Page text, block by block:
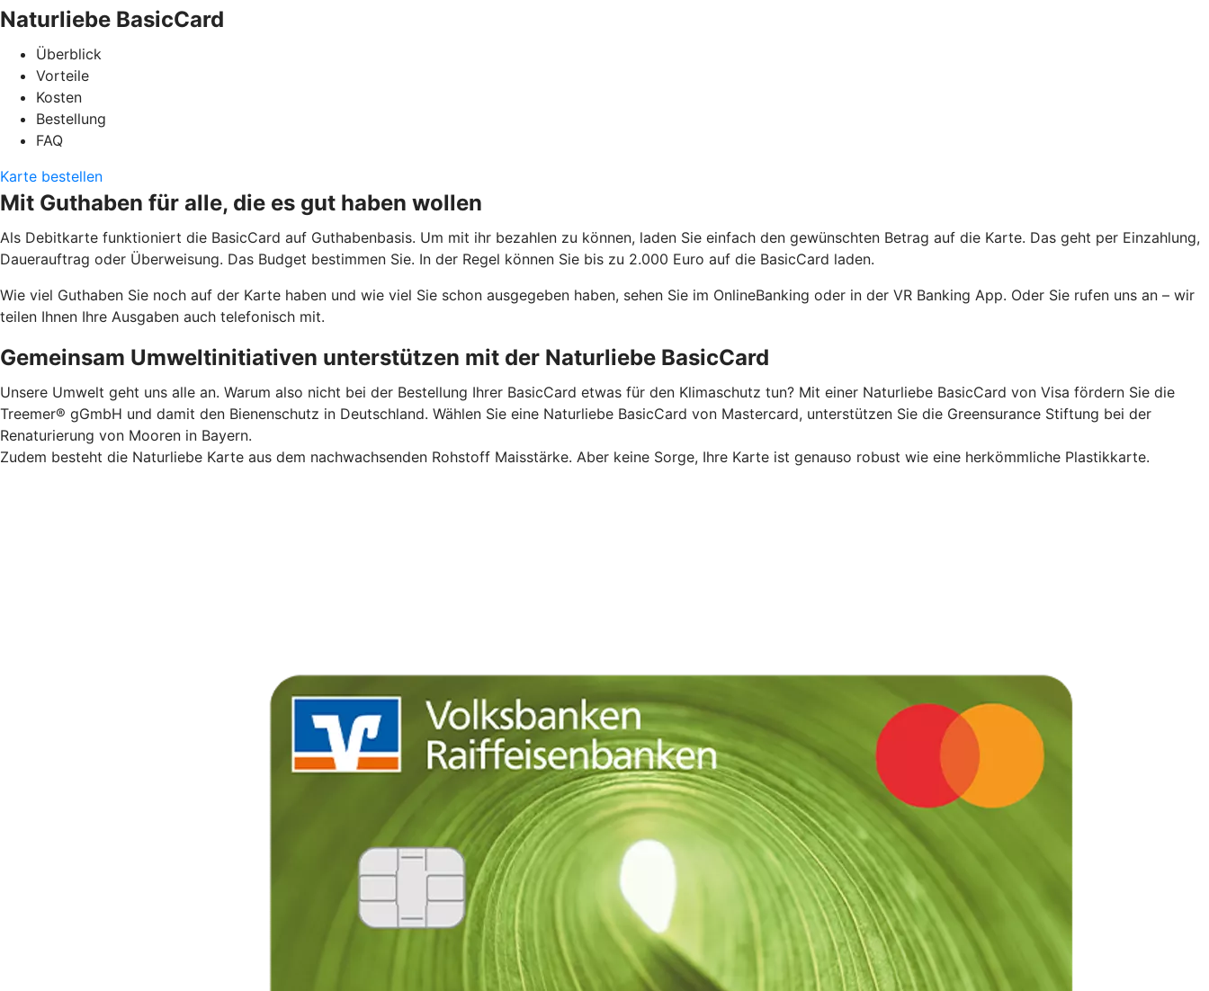
Naturliebe BasicCard
Überblick
Vorteile
Kosten
Bestellung
FAQ
Karte bestellen
Mit Guthaben für alle, die es gut haben wollen
Als Debitkarte funktioniert die BasicCard auf Guthabenbasis. Um mit ihr bezahlen zu können, laden Sie einfach den gewünschten Betrag auf die Karte. Das geht per Einzahlung,
Dauerauftrag oder Überweisung. Das Budget bestimmen Sie. In der Regel können Sie bis zu 2.000 Euro auf die BasicCard laden.
Wie viel Guthaben Sie noch auf der Karte haben und wie viel Sie schon ausgegeben haben, sehen Sie im OnlineBanking oder in der VR Banking App. Oder Sie rufen uns an – wir
teilen Ihnen Ihre Ausgaben auch telefonisch mit.
Gemeinsam Umweltinitiativen unterstützen mit der Naturliebe BasicCard
Unsere Umwelt geht uns alle an. Warum also nicht bei der Bestellung Ihrer BasicCard etwas für den Klimaschutz tun? Mit einer Naturliebe BasicCard von Visa fördern Sie die
Treemer® gGmbH und damit den Bienenschutz in Deutschland. Wählen Sie eine Naturliebe BasicCard von Mastercard, unterstützen Sie die Greensurance Stiftung bei der
Renaturierung von Mooren in Bayern.
Zudem besteht die Naturliebe Karte aus dem nachwachsenden Rohstoff Maisstärke. Aber keine Sorge, Ihre Karte ist genauso robust wie eine herkömmliche Plastikkarte.